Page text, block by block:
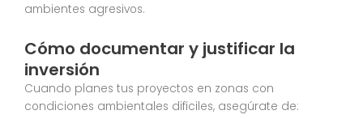
ambientes agresivos.
Cómo documentar y justificar la
inversión
Cuando planes tus proyectos en zonas con
condiciones ambientales difíciles, asegúrate de: